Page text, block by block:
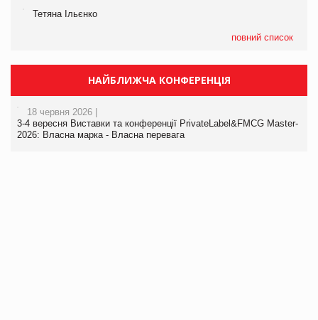
Тетяна Ільєнко
повний список
НАЙБЛИЖЧА КОНФЕРЕНЦІЯ
18 червня 2026 |
3-4 вересня Виставки та конференції PrivateLabel&FMCG Master-
2026: Власна марка - Власна перевага